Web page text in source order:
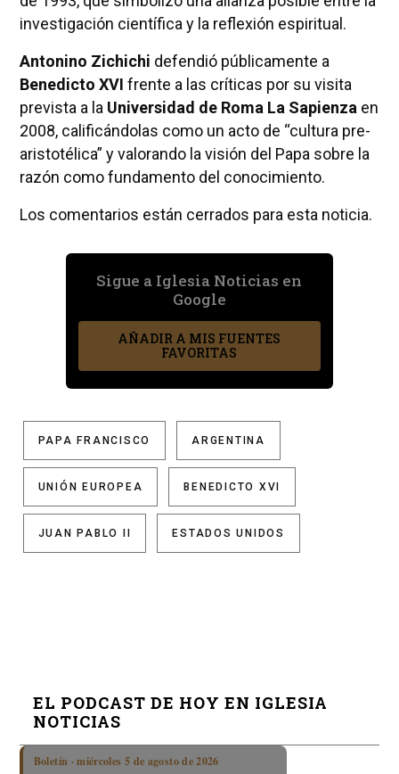
investigación científica y la reflexión espiritual.
Antonino Zichichi defendió públicamente a
Benedicto XVI frente a las críticas por su visita
prevista a la Universidad de Roma La Sapienza en
2008, calificándolas como un acto de “cultura pre-
aristotélica” y valorando la visión del Papa sobre la
razón como fundamento del conocimiento.
Los comentarios están cerrados para esta noticia.
Sigue a Iglesia Noticias en
Google
AÑADIR A MIS FUENTES
FAVORITAS
PAPA FRANCISCO ARGENTINA
UNIÓN EUROPEA BENEDICTO XVI
JUAN PABLO II ESTADOS UNIDOS
EL PODCAST DE HOY EN IGLESIA
NOTICIAS
Boletín · miércoles 5 de agosto de 2026